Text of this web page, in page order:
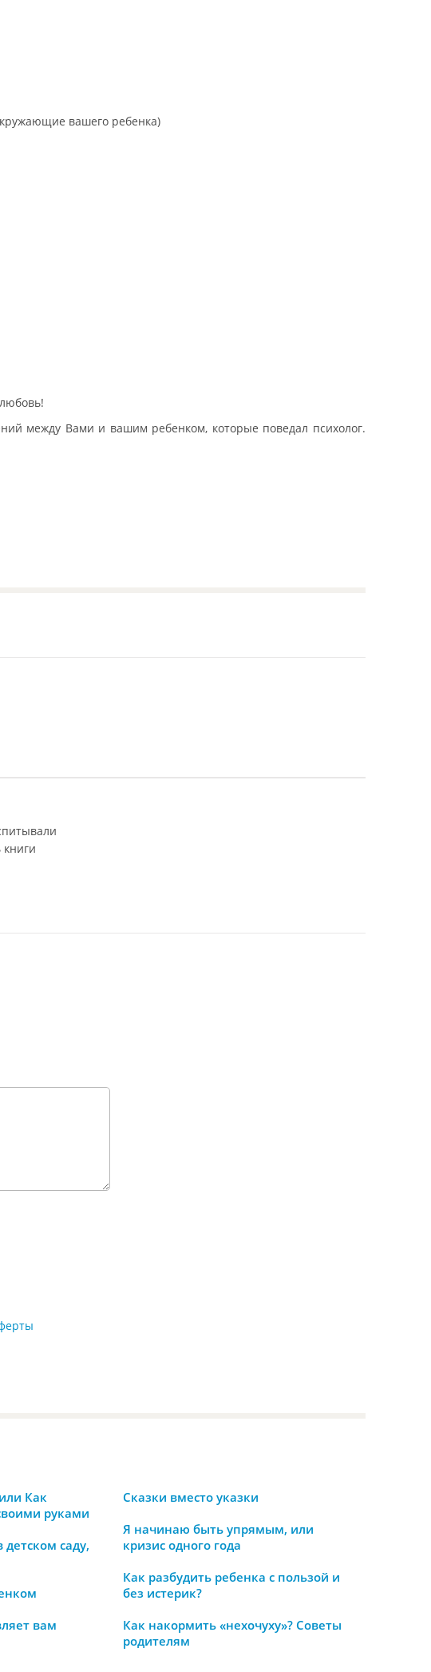
вашего ребенка)
между Вами и вашим ребенком, которые поведал психолог.
Как
руками
саду,
вам
Сказки вместо указки
Я начинаю быть упрямым, или
кризис одного года
Как разбудить ребенка с пользой и
без истерик?
Как накормить «нехочуху»? Советы
родителям